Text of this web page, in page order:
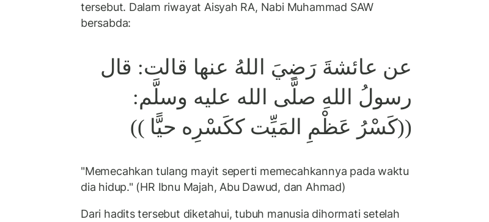
tersebut. Dalam riwayat Aisyah RA, Nabi Muhammad SAW
bersabda:
عن عائشةَ رَضِيَ اللهُ عنها قالت: قال
رسولُ اللهِ صلَّى الله عليه وسلَّم:
((كَسْرُ عَظْمِ المَيِّت ككَسْرِه حيًّا ))
"Memecahkan tulang mayit seperti memecahkannya pada waktu
dia hidup." (HR Ibnu Majah, Abu Dawud, dan Ahmad)
Dari hadits tersebut diketahui, tubuh manusia dihormati setelah